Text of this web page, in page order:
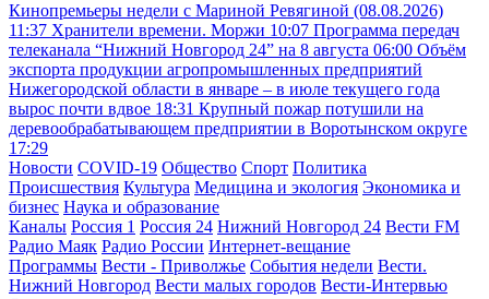
Кинопремьеры недели с Мариной Ревягиной (08.08.2026)
11:37 Хранители времени. Моржи 10:07 Программа передач
телеканала “Нижний Новгород 24” на 8 августа 06:00 Объём
экспорта продукции агропромышленных предприятий
Нижегородской области в январе – в июле текущего года
вырос почти вдвое 18:31 Крупный пожар потушили на
деревообрабатывающем предприятии в Воротынском округе
17:29
Новости COVID-19 Общество Спорт Политика
Происшествия Культура Медицина и экология Экономика и
бизнес Наука и образование
Каналы Россия 1 Россия 24 Нижний Новгород 24 Вести FM
Радио Маяк Радио России Интернет-вещание
Программы Вести - Приволжье События недели Вести.
Нижний Новгород Вести малых городов Вести-Интервью